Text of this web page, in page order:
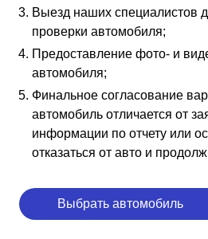
Выезд наших специалистов
проверки автомобиля;
Предоставление фото- и
автомобиля;
Финальное согласование
автомобиль отличается от
информации по отчету или
отказаться от авто и
Выбрать автомобиль